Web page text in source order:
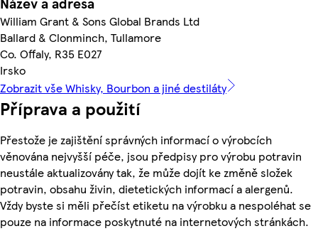
William Grant & Sons Global Brands Ltd
Ballard & Clonminch, Tullamore
Co. Offaly, R35 E027
Irsko
Zobrazit vše Whisky, Bourbon a jiné destiláty
Příprava a použití
Přestože je zajištění správných informací o výrobcích
věnována nejvyšší péče, jsou předpisy pro výrobu potravin
neustále aktualizovány tak, že může dojít ke změně složek
potravin, obsahu živin, dietetických informací a alergenů.
Vždy byste si měli přečíst etiketu na výrobku a nespoléhat se
pouze na informace poskytnuté na internetových stránkách.